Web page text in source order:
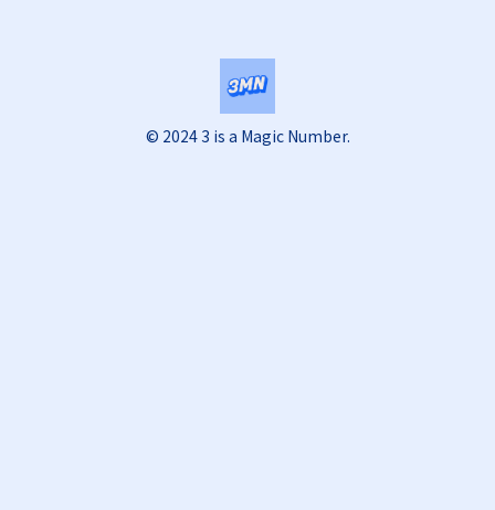
© 2024 3 is a Magic Number.